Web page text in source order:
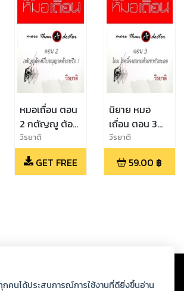
หมอเถื่อน ตอน
2 กตัญญู ต้อง
มีใบอนุญาต
ด้วยหรือ ?
วีรยาติ
GET FREE
นิยาย หมอ
เถื่อน ตอน 3
โอม.... โรคนี้ จง
สลายด้วยชา
กำมะลอ !
วีรยาติ
59.00 ฿
ปโหลดผ่านเว็บไซต์และปรากฏว่าละเมิดสิทธิใน
คลอื่นหรือขัดต่อกฎหมายและศีลธรรม ดังนั้น ผู้อ่าน
กคนได้ประสบการณ์การใช้งานที่ดียิ่งขึ้นอ่าน